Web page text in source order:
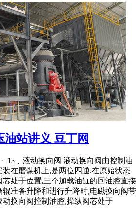
油站讲义 豆丁网
13﹑液动换向阀 液动换向阀由控制油
装在磨煤机上,是两位四通.在原始状态
芯处于位置,三个加载油缸的回油腔直接
辊准备升降和进行升降时,电磁换向阀带
动换向阀控制油腔,操纵阀芯处于